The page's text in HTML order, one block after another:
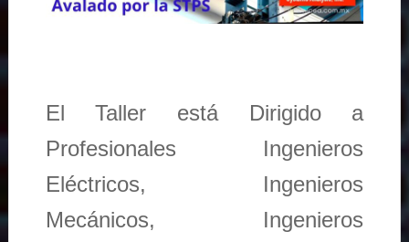
El Taller está Dirigido a
Profesionales Ingenieros
Eléctricos, Ingenieros
Mecánicos, Ingenieros